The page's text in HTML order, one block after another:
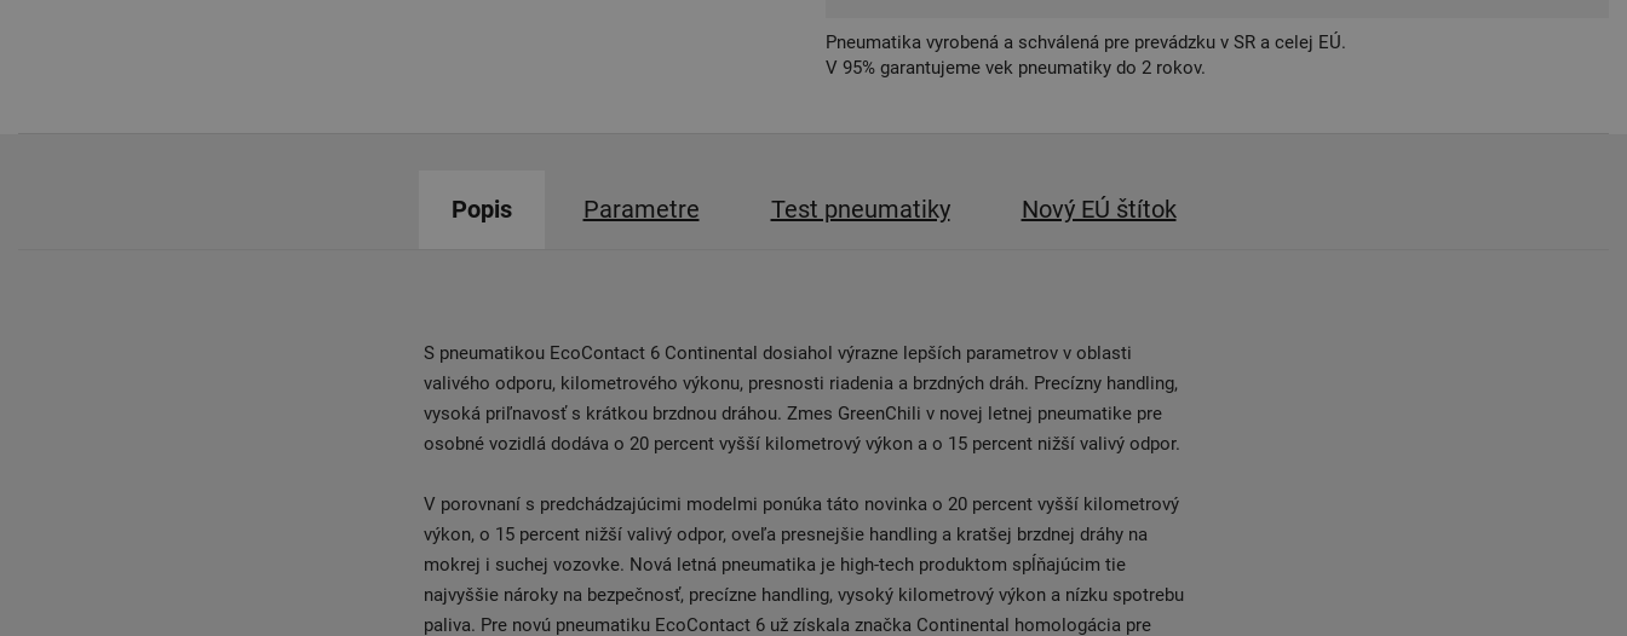
Pneumatika vyrobená a schválená pre prevádzku v SR a celej EÚ.
V 95% garantujeme vek pneumatiky do 2 rokov.
Popis Parametre Test pneumatiky Nový EÚ štítok
S pneumatikou EcoContact 6 Continental dosiahol výrazne lepších parametrov v oblasti
valivého odporu, kilometrového výkonu, presnosti riadenia a brzdných dráh. Precízny handling,
vysoká priľnavosť s krátkou brzdnou dráhou. Zmes GreenChili v novej letnej pneumatike pre
osobné vozidlá dodáva o 20 percent vyšší kilometrový výkon a o 15 percent nižší valivý odpor.
V porovnaní s predchádzajúcimi modelmi ponúka táto novinka o 20 percent vyšší kilometrový
výkon, o 15 percent nižší valivý odpor, oveľa presnejšie handling a kratšej brzdnej dráhy na
mokrej i suchej vozovke. Nová letná pneumatika je high-tech produktom spĺňajúcim tie
najvyššie nároky na bezpečnosť, precízne handling, vysoký kilometrový výkon a nízku spotrebu
paliva. Pre novú pneumatiku EcoContact 6 už získala značka Continental homologácia pre